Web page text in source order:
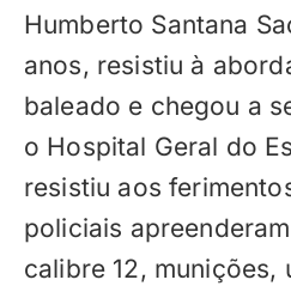
Humberto Santana
anos, resistiu à
baleado e chegou a
o Hospital Geral do
resistiu aos
policiais
calibre 12, munições,